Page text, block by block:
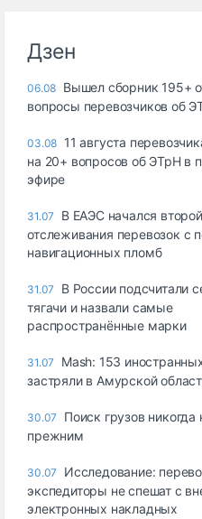
Дзен
06.08 Вышел сборник 195+
вопросы перевозчиков об
03.08 11 августа
на 20+ вопросов об ЭТрН в
эфире
31.07
В ЕАЭС начался
отслеживания перевозок с
навигационных пломб
31.07
В России подсчитали
тягачи и назвали самые
распространённые марки
31.07
Mash: 153
застряли в Амурской
30.07
Поиск грузов никогда
прежним
30.07
Исследование:
экспедиторы не спешат с
электронных накладных